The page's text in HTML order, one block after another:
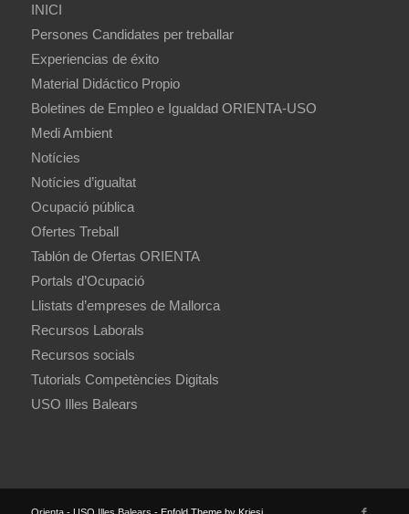
INICI
Persones Candidates per treballar
Experiencias de éxito
Material Didáctico Propio
Boletines de Empleo e Igualdad ORIENTA-USO
Medi Ambient
Notícies
Notícies d’igualtat
Ocupació pública
Ofertes Treball
Tablón de Ofertas ORIENTA
Portals d’Ocupació
Llistats d’empreses de Mallorca
Recursos Laborals
Recursos socials
Tutorials Competències Digitals
USO Illes Balears
Orienta - USO Illes Balears - Enfold Theme by Kriesi